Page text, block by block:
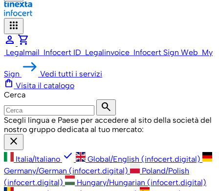
apps
person shopping_cart
Legalmail Infocert ID Legalinvoice Infocert Sign Web My
Sign Vedi tutti i servizi
shopping_bag Visita il catalogo
Cerca
search
Scegli lingua e Paese per accedere al sito della società del
nostro gruppo dedicata al tuo mercato:
close
Italia/Italiano check
Global/English (infocert.digital)
Germany/German (infocert.digital)
Poland/Polish
(infocert.digital)
Hungary/Hungarian (infocert.digital)